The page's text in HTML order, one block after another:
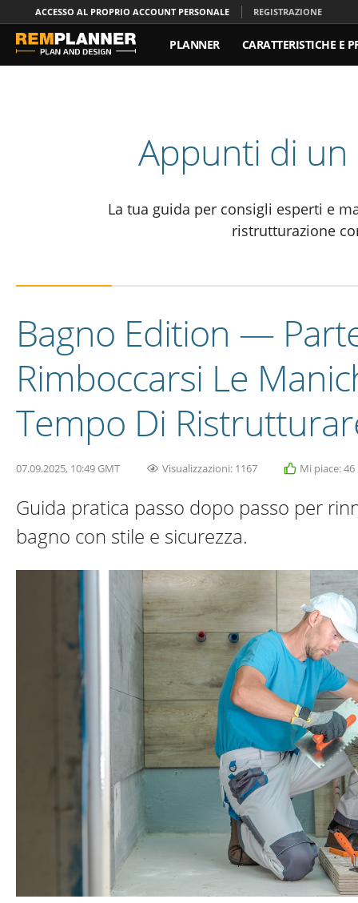
ACCESSO AL PROPRIO ACCOUNT PERSONALE REGISTRAZIONE
PLANNER CARATTERISTICHE E
Appunti di
La tua guida per consigli esperti e
ristrutturazione
Bagno Edition —
Rimboccarsi Le
Tempo Di
07.09.2025, 10:49 GMT Visualizzazioni: 1167 Mi piace: 46
Guida pratica passo dopo passo per
bagno con stile e sicurezza.